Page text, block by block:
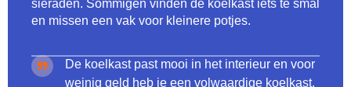
sieraden. Sommigen vinden de koelkast iets te smal
en missen een vak voor kleinere potjes.
De koelkast past mooi in het interieur en voor
weinig geld heb je een volwaardige koelkast.